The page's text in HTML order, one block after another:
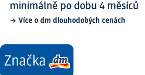
minimálně po dobu 4 měsíců
Více o dm dlouhodobých cenách